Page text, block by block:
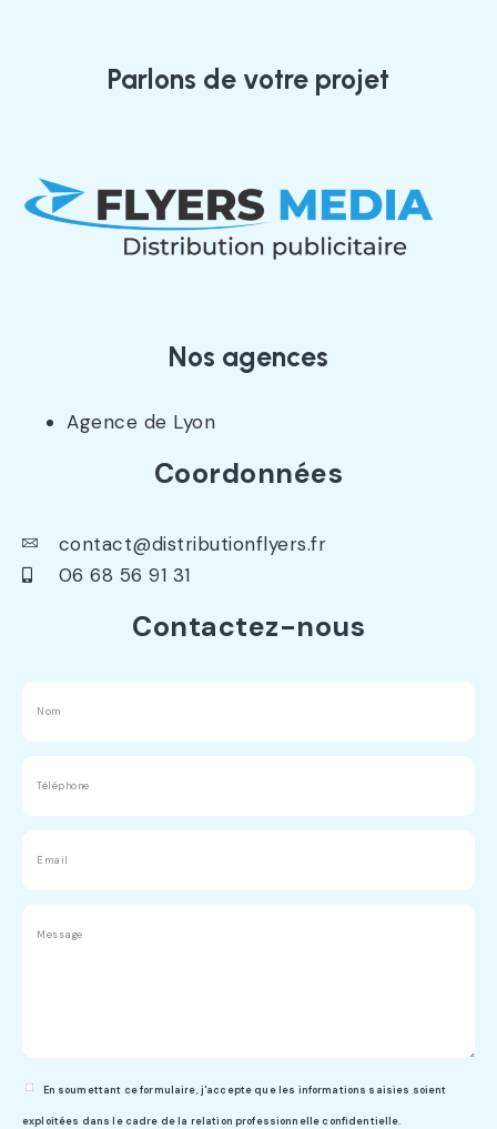
Parlons de votre projet
Nos agences
Agence de Lyon
Coordonnées
contact@distributionflyers.fr
06 68 56 91 31
Contactez-nous
En soumettant ce formulaire, j'accepte que les informations saisies soient
exploitées dans le cadre de la relation professionnelle confidentielle.